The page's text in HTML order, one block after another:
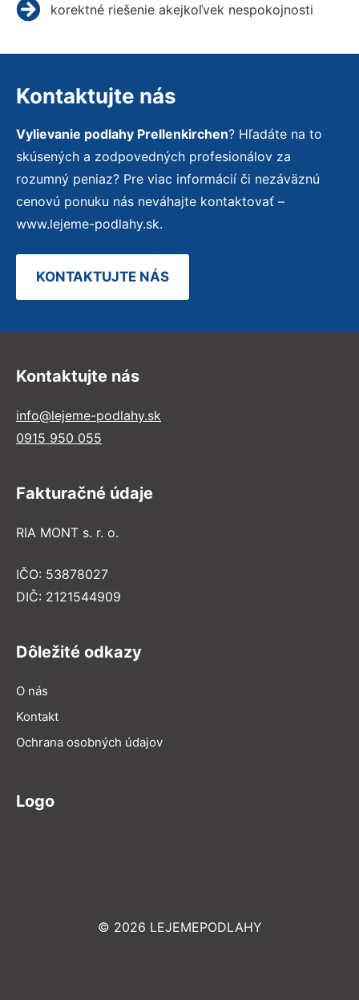
korektné riešenie akejkoľvek nespokojnosti
Kontaktujte nás
Vylievanie podlahy Prellenkirchen? Hľadáte na to
skúsených a zodpovedných profesionálov za
rozumný peniaz? Pre viac informácií či nezáväznú
cenovú ponuku nás neváhajte kontaktovať –
www.lejeme-podlahy.sk.
KONTAKTUJTE NÁS
Kontaktujte nás
info@lejeme-podlahy.sk
0915 950 055
Fakturačné údaje
RIA MONT s. r. o.
IČO: 53878027
DIČ: 2121544909
Dôležité odkazy
O nás
Kontakt
Ochrana osobných údajov
Logo
© 2026 LEJEMEPODLAHY